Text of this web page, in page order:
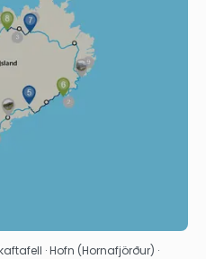
· Hofn (Hornafjörður) ·